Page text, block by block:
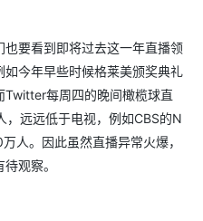
要看到即将过去这一年直播领
今年早些时候格莱美颁奖典礼
Twitter每周四的晚间橄榄球直
远远低于电视，例如CBS的N
人。因此虽然直播异常火爆，
观察。